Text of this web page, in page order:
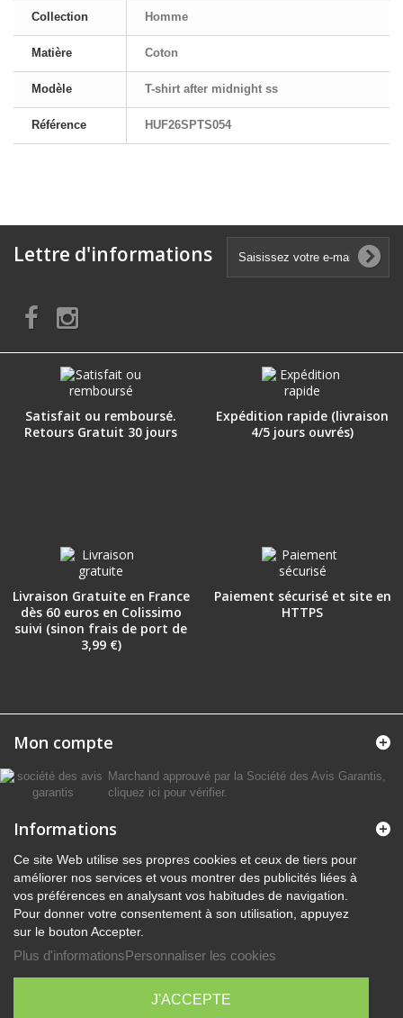
Collection Homme
Matière Coton
Modèle T-shirt after midnight ss
Référence HUF26SPTS054
Lettre d'informations
Satisfait ou remboursé.
Retours Gratuit 30 jours
Expédition rapide (livraison
4/5 jours ouvrés)
Livraison Gratuite en France
dès 60 euros en Colissimo
suivi (sinon frais de port de
3,99 €)
Paiement sécurisé et site en
HTTPS
Mon compte
Marchand approuvé par la Société des Avis Garantis,
cliquez ici pour vérifier.
Informations
Ce site Web utilise ses propres cookies et ceux de tiers pour
améliorer nos services et vous montrer des publicités liées à
vos préférences en analysant vos habitudes de navigation.
Pour donner votre consentement à son utilisation, appuyez
sur le bouton Accepter.
Plus d'informationsPersonnaliser les cookies
J'ACCEPTE